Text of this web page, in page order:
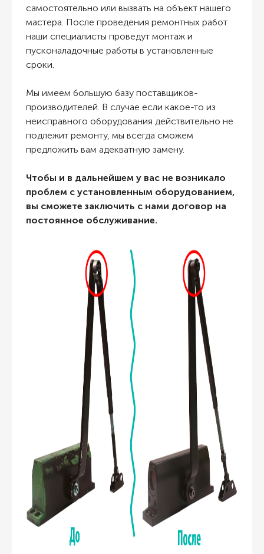
самостоятельно или вызвать на объект нашего
мастера. После проведения ремонтных работ
наши специалисты проведут монтаж и
пусконаладочные работы в установленные
сроки.
Мы имеем большую базу поставщиков-
производителей. В случае если какое-то из
неисправного оборудования действительно не
подлежит ремонту, мы всегда сможем
предложить вам адекватную замену.
Чтобы и в дальнейшем у вас не возникало
проблем с установленным оборудованием,
вы сможете заключить с нами договор на
постоянное обслуживание.